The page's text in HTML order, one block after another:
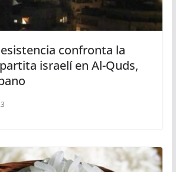
confronta la
israelí en Al-Quds,